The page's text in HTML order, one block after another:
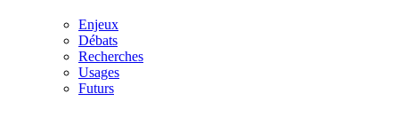
Enjeux
Débats
Recherches
Usages
Futurs